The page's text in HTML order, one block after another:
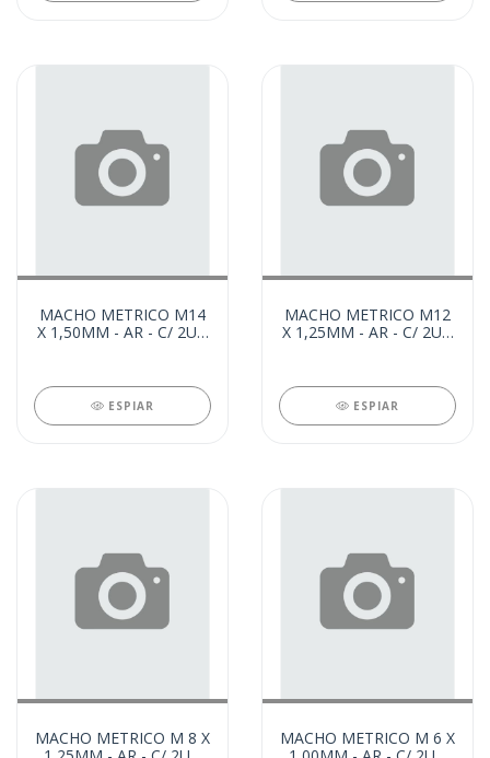
MACHO METRICO M14
X 1,50MM - AR - C/ 2UN
ESPIAR
MACHO METRICO M12
X 1,25MM - AR - C/ 2UN
ESPIAR
MACHO METRICO M 8 X
MACHO METRICO M 6 X